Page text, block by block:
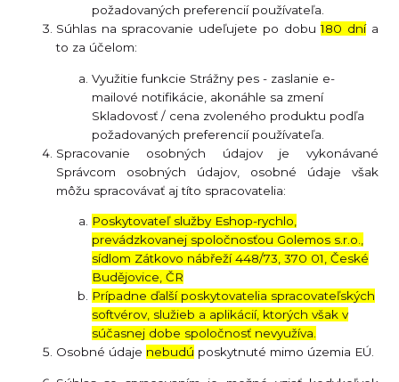
požadovaných preferencií používateľa.
Súhlas na spracovanie udeľujete po dobu180 dnía
to za účelom:
Využitie funkcie Strážny pes - zaslanie e-
mailové notifikácie, akonáhle sa zmení
Skladovosť / cena zvoleného produktu podľa
požadovaných preferencií používateľa.
Spracovanie osobných údajov je vykonávané
Správcom osobných údajov, osobné údaje však
môžu spracovávať aj títo spracovatelia:
Poskytovateľ služby Eshop-rychlo,
prevádzkovanej spoločnosťou Golemos s.r.o.,
sídlom Zátkovo nábřeží 448/73, 370 01, České
Budějovice, ČR
Prípadne ďalší poskytovatelia spracovateľských
softvérov, služieb a aplikácií, ktorých však v
súčasnej dobe spoločnosť nevyužíva.
Osobné údaje nebudú poskytnuté mimo územia EÚ.